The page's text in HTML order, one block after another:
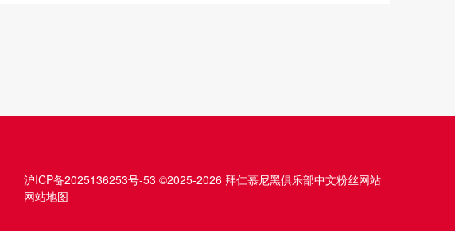
沪ICP备2025136253号-53 ©2025-2026 拜仁慕尼黑俱乐部中文粉丝网站
网站地图